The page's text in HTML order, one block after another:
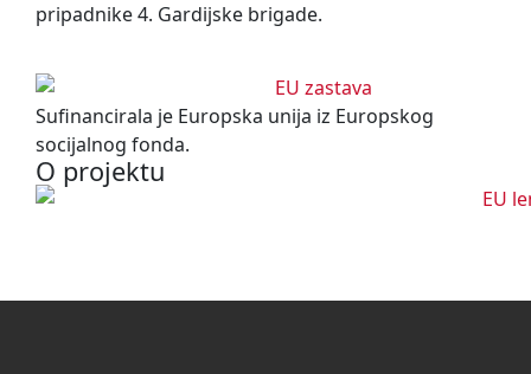
pripadnike 4. Gardijske brigade.
Sufinancirala je Europska unija iz Europskog
socijalnog fonda.
O projektu